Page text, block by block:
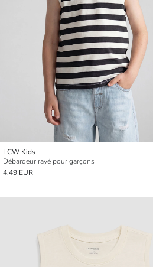
LCW Kids
Débardeur rayé pour garçons
4.49 EUR